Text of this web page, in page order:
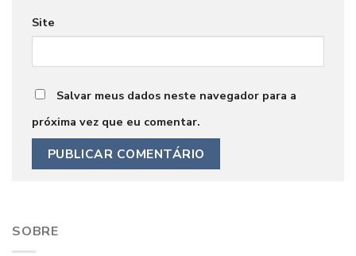
Site
Salvar meus dados neste navegador para a
próxima vez que eu comentar.
SOBRE